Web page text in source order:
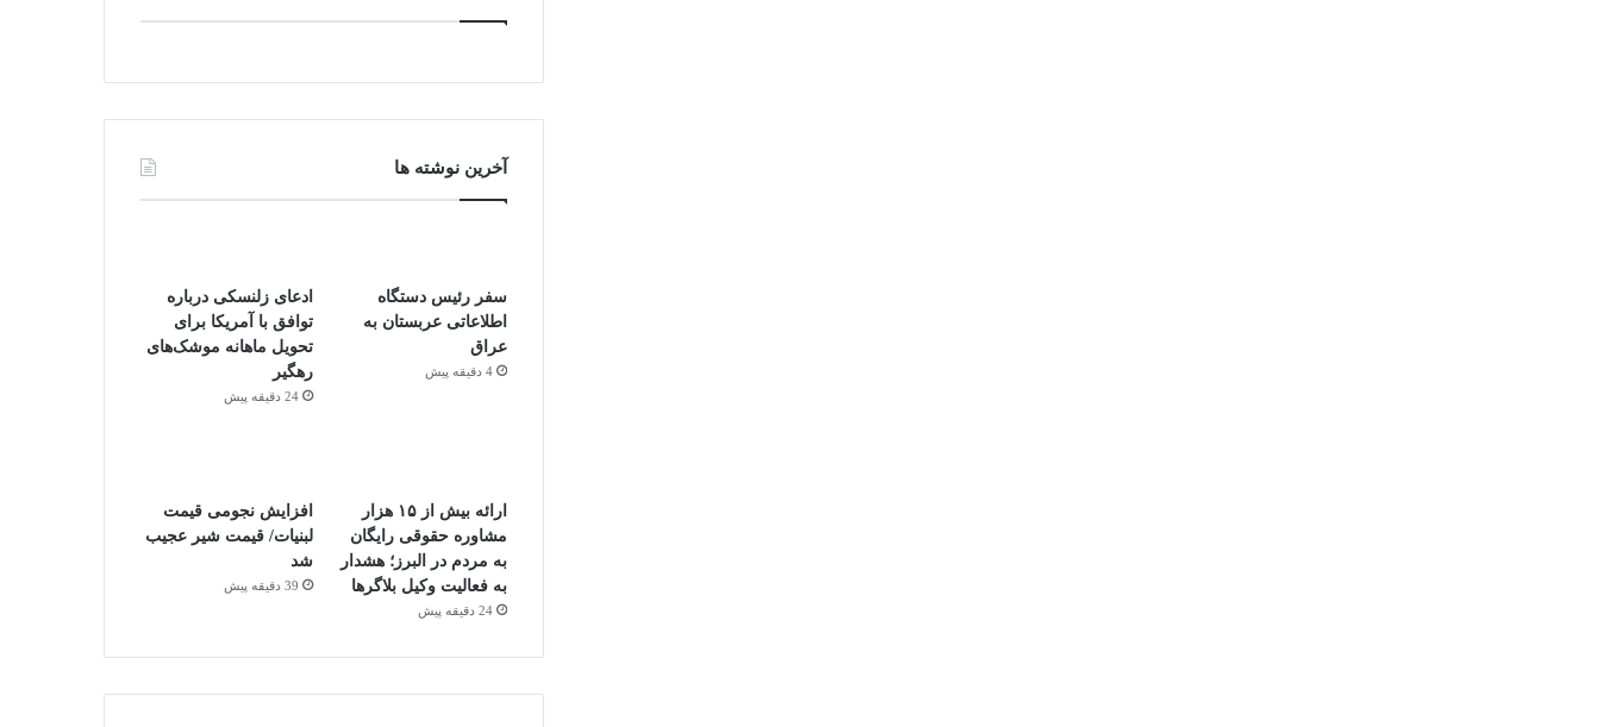
آخرین نوشته ها
سفر رئیس دستگاه
اطلاعاتی عربستان به
عراق
4 دقیقه پیش
ادعای زلنسکی درباره
توافق با آمریکا برای
تحویل ماهانه موشک‌های
رهگیر
24 دقیقه پیش
ارائه بیش از ۱۵ هزار
مشاوره حقوقی رایگان
به مردم در البرز؛ هشدار
به فعالیت وکیل بلاگرها
24 دقیقه پیش
افزایش نجومی قیمت
لبنیات/ قیمت شیر عجیب
شد
39 دقیقه پیش